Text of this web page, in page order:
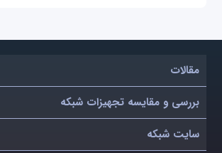
مقالات
بررسی و مقایسه تجهیزات شبکه
سایت شبکه